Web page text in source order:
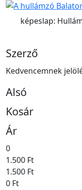
képeslap:
Szerző
Kedvencemnek
Alsó
Kosár
Ár
0
1.500 Ft
1.500 Ft
0 Ft